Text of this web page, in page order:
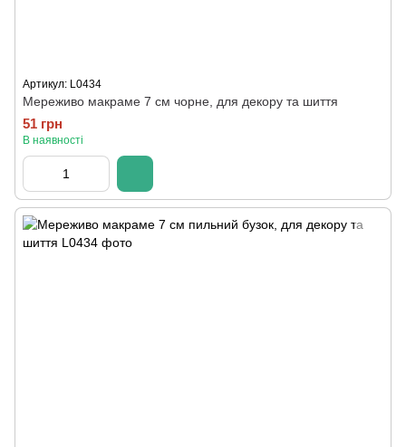
Артикул: L0434
Мереживо макраме 7 см чорне, для декору та шиття
51 грн
В наявності